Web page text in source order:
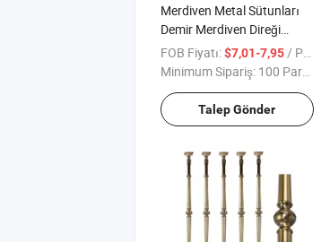
Merdiven Metal Sütunları
Demir Merdiven Direği
Dekoratif Korkuluk
Sütunları Katı Korkuluk ile
FOB Fiyatı:$7,01-7,95 / Parça
Minimum Sipariş: 100 Parça
Talep Gönder